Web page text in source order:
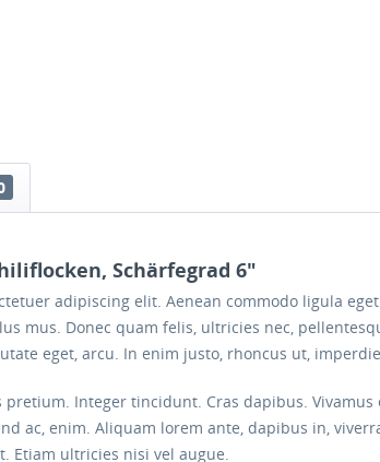
Schärfegrad 6"
adipiscing elit. Aenean commodo ligula
mus. Donec quam felis, ultricies nec,
eget, arcu. In enim justo, rhoncus ut,
Integer tincidunt. Cras dapibus.
ac, enim. Aliquam lorem ante, dapibus in,
Etiam ultricies nisi vel augue.